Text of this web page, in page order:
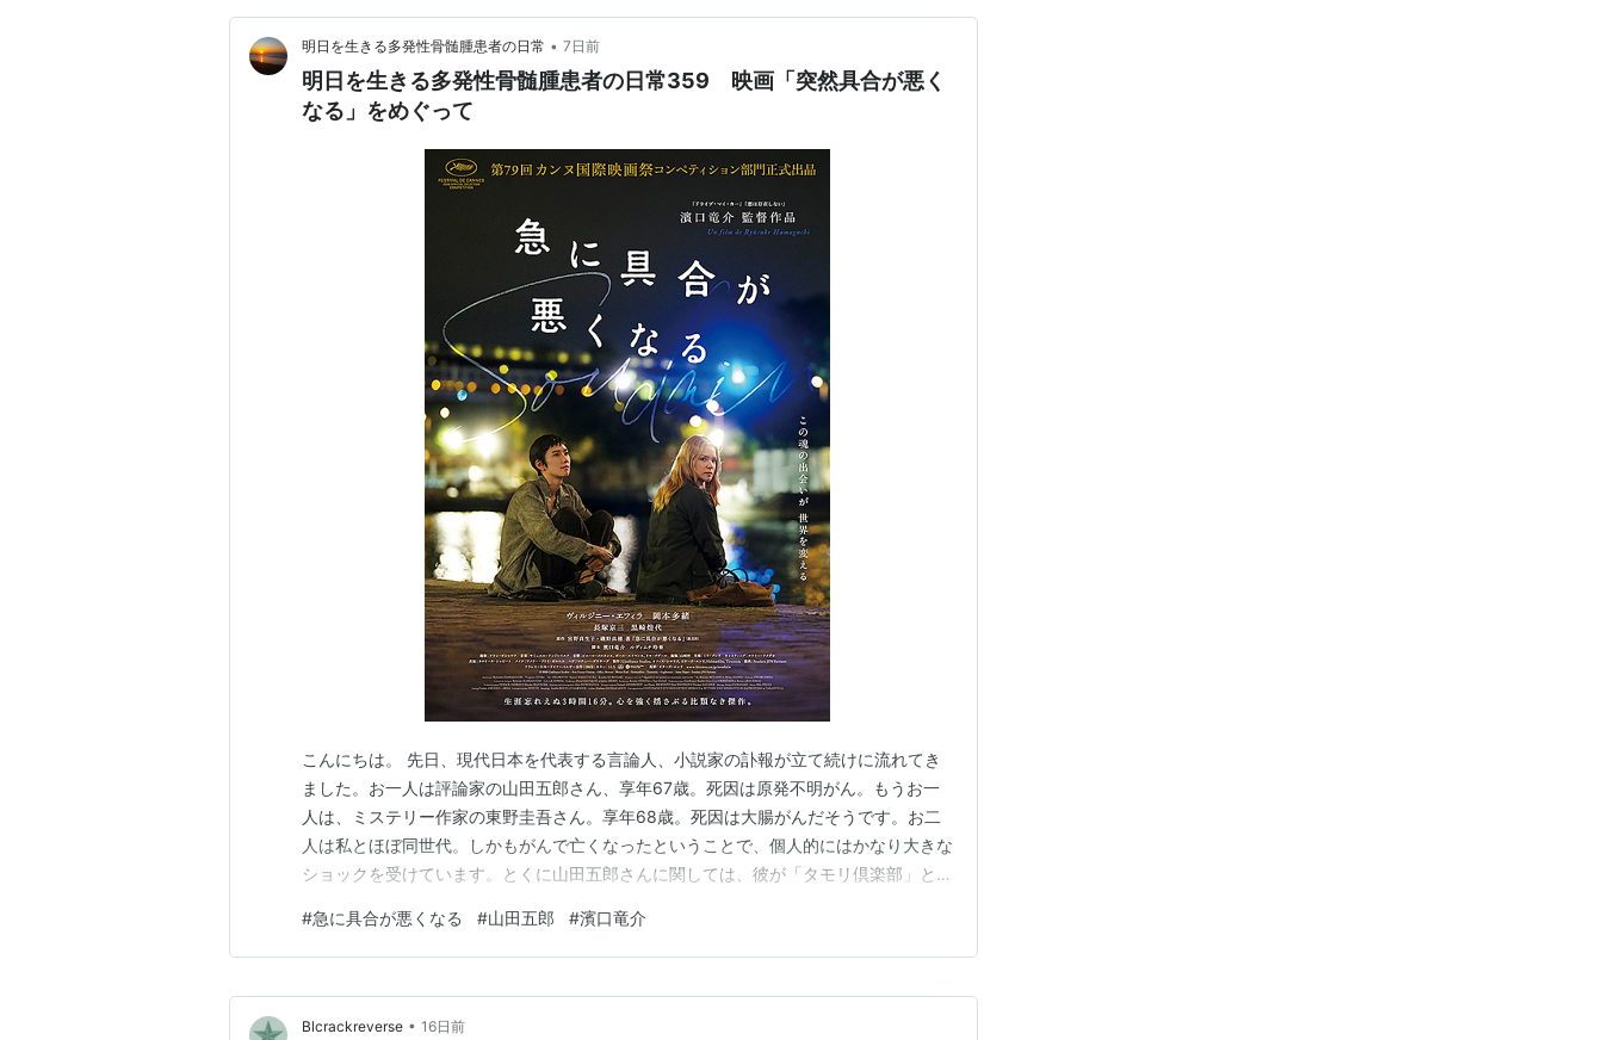
明日を生きる多発性骨髄腫患者の日常 • 7日前
明日を生きる多発性骨髄腫患者の日常359 映画「突然具合が悪く
なる」をめぐって
こんにちは。 先日、現代日本を代表する言論人、小説家の訃報が立て続けに流れてき
ました。お一人は評論家の山田五郎さん、享年67歳。死因は原発不明がん。もうお一
人は、ミステリー作家の東野圭吾さん。享年68歳。死因は大腸がんだそうです。お二
人は私とほぼ同世代。しかもがんで亡くなったということで、個人的にはかなり大きな
ショックを受けています。とくに山田五郎さんに関しては、彼が「タモリ倶楽部」とい
妙な語り口に注目していただけに、もう彼の洒脱な美術解説が聞けないと思うと、その
喪失感は決して小さなものではありません。幸い、彼は「オ…
#急に具合が悪くなる #山田五郎 #濱口竜介
Blcrackreverse • 16日前